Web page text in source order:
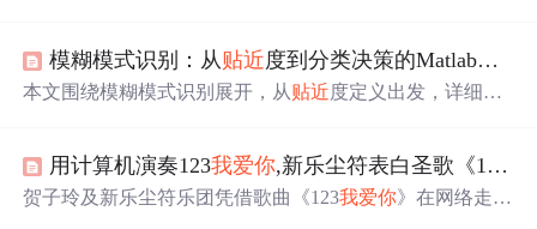
贴近度的性质也被详细讨论。
模糊模式识别：从贴近度到分类决策的Matlab实践
本文围绕模糊模式识别展开，从贴近度定义出发，详细介
叶质量分级案例展示应用，还给出MATLAB实现代码，验
证理论可行性，在图像、语言处理领域前景广阔。
用计算机演奏123我爱你,新乐尘符表白圣歌《123
贺子玲及新乐尘符乐团凭借歌曲《123我爱你》在网络走